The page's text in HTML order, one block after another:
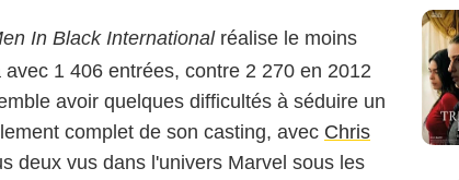
In Black Internationalréalise le moins
1 406 entrées, contre 2 270 en 2012
avoir quelques difficultés à séduire un
complet de son casting, avec Chris
deux vus dans l'univers Marvel sous les